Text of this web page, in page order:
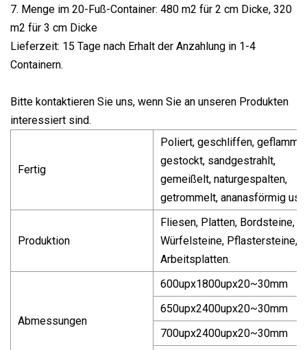
7. Menge im 20-Fuß-Container: 480 m2 für 2 cm Dicke, 320
m2 für 3 cm Dicke
Lieferzeit: 15 Tage nach Erhalt der Anzahlung in 1-4
Containern.
Bitte kontaktieren Sie uns, wenn Sie an unseren Produkten
interessiert sind.
Fertig
Poliert, geschliffen, geflammt,
gestockt, sandgestrahlt,
gemeißelt, naturgespalten,
getrommelt, ananasförmig
Produktion
Fliesen, Platten, Bordsteine,
Würfelsteine, Pflastersteine,
Arbeitsplatten.
Abmessungen
600upx1800upx20~30mm
650upx2400upx20~30mm
700upx2400upx20~30mm